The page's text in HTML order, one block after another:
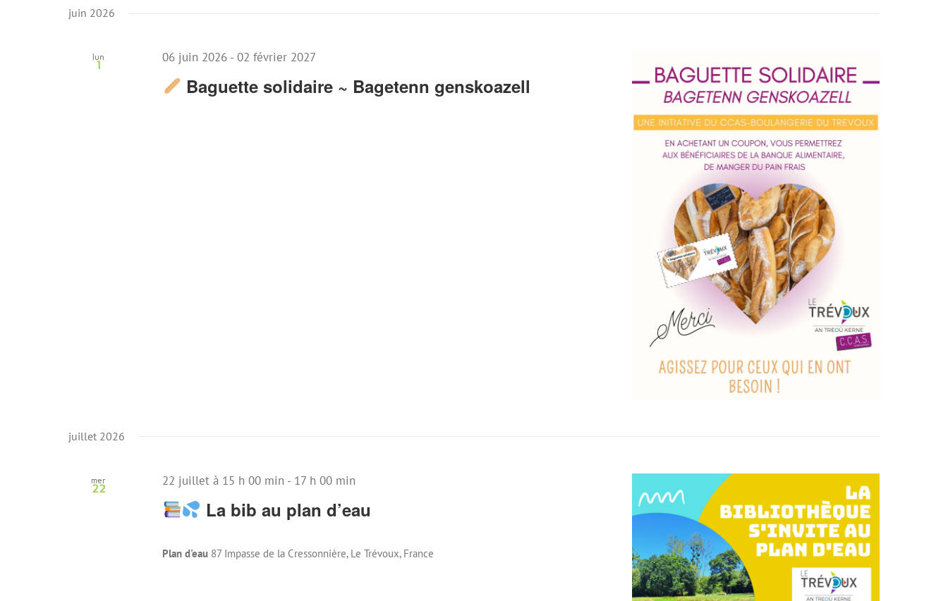
une
date.
juin 2026
lun
1
Baguette solidaire ~ Bagetenn genskoazell
06 juin 2026 -02 février 2027
juillet 2026
mer
22
La bib au plan d’eau
22 juillet à 15 h 00 min - 17 h 00 min
Plan d'eau 87 Impasse de la Cressonnière, Le Trévoux, France